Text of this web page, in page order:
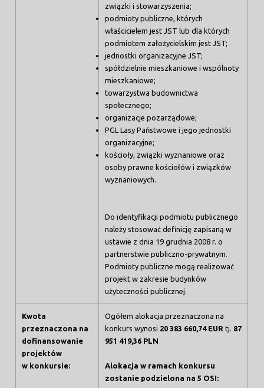
związki i stowarzyszenia;
podmioty publiczne, których
właścicielem jest JST lub dla których
podmiotem założycielskim jest JST;
jednostki organizacyjne JST;
spółdzielnie mieszkaniowe i wspólnoty
mieszkaniowe;
towarzystwa budownictwa
społecznego;
organizacje pozarządowe;
PGL Lasy Państwowe i jego jednostki
organizacyjne;
kościoły, związki wyznaniowe oraz
osoby prawne kościołów i związków
wyznaniowych.
Do identyfikacji podmiotu publicznego
należy stosować definicję zapisaną w
ustawie z dnia 19 grudnia 2008 r. o
partnerstwie publiczno-prywatnym.
Podmioty publiczne mogą realizować
projekt w zakresie budynków
użyteczności publicznej.
Kwota
przeznaczona na
dofinansowanie
projektów
w konkursie:
Ogółem alokacja przeznaczona na
konkurs wynosi 20 383 660,74 EUR tj. 87
951 419,36 PLN
Alokacja w ramach konkursu
zostanie podzielona na 5 OSI: